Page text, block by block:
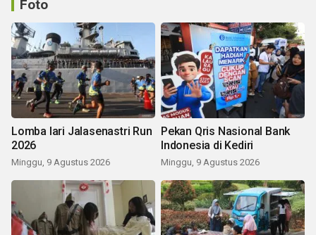
Foto
Lomba lari Jalasenastri Run
2026
Minggu, 9 Agustus 2026
Pekan Qris Nasional Bank
Indonesia di Kediri
Minggu, 9 Agustus 2026